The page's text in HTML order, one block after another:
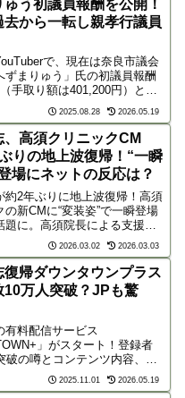
う初議員報酬を公開！
去から一転し親孝行議員
で、現在は奈良市議会
ずまりゅう」氏の初議員報酬
手取り額は401,200円）と、
親孝行の為に使ったことが話
います。かつて悪い意味で世
まくったへずま氏の今回の話
2025.08.28 2026.05.19
、高須クリニックCM
りの地上波復帰！“一瞬
場にネットの反応は？
約2年ぶりに地上波復帰！高須
の新CMに“変装姿”で一瞬登場
題に。高須院長による支援の
放送までの壁、そして「地上
るべきか？」といったネット
論の声を詳しく解説。お笑い
現在地に迫ります。
2026.03.02 2026.03.03
復帰ダウンタウンプラス
10万人突破？JPも驚
有料配信サービス
」がスタート！登録者
破の噂とコンテンツ内容、も
JPへの影響を解説。
2025.11.01 2026.05.19